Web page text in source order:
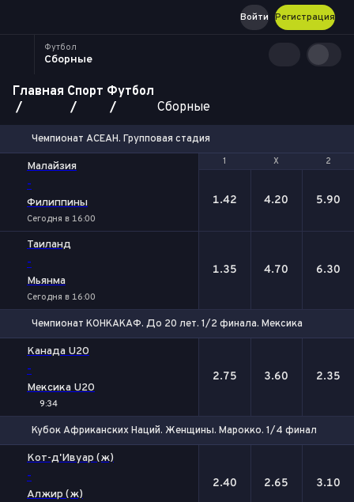
Регистрация
Войти
Футбол
Сборные
Главная Спорт Футбол
Сборные
Чемпионат АСЕАН. Групповая стадия
1 Х 2
Малайзия
-
Филиппины
Сегодня в 16:00
1 Х 2
1.42 4.20 5.90
Таиланд
-
Мьянма
Сегодня в 16:00
1.35 4.70 6.30
Чемпионат КОНКАКАФ. До 20 лет. 1/2 финала. Мексика
Канада U20
-
Мексика U20
9:34
2.75 3.60 2.35
Кубок Африканских Наций. Женщины. Марокко. 1/4 финала
Кот-д'Ивуар (ж)
-
Алжир (ж)
2.40 2.65 3.10